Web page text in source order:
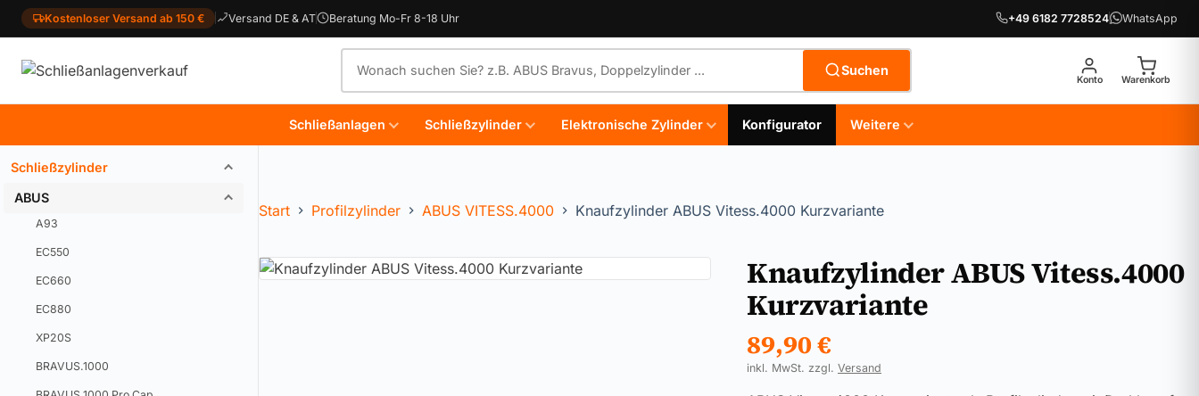
Kostenloser Versand ab 150 € Versand DE & AT Beratung Mo-Fr 8-18 Uhr +49 6182 7728524 WhatsApp
Suchen
Konto Warenkorb
Schließanlagen Schließzylinder Elektronische Zylinder Konfigurator Weitere
Schließzylinder
ABUS
A93
EC550
EC660
EC880
XP20S
BRAVUS.1000
Start Profilzylinder ABUS VITESS.4000 Knaufzylinder ABUS Vitess.4000 Kurzvariante
Knaufzylinder ABUS Vitess.4000
Kurzvariante
89,90€
inkl. MwSt. zzgl. Versand